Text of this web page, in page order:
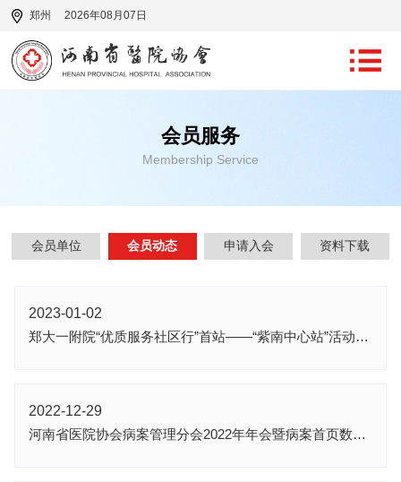
郑州 2026年08月07日
会员服务
Membership Service
会员单位 会员动态 申请入会 资料下载
2023-01-02
郑大一附院“优质服务社区行”首站——“紫南中心站”活动暨挂牌仪式正式启动
2022-12-29
河南省医院协会病案管理分会2022年年会暨病案首页数据质量与DRG应用研讨班成功举办